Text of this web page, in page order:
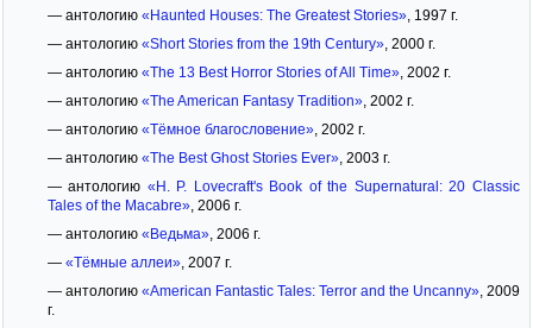
— антологию «Haunted Houses: The Greatest Stories», 1997 г.
— антологию «Short Stories from the 19th Century», 2000 г.
— антологию «The 13 Best Horror Stories of All Time», 2002 г.
— антологию «The American Fantasy Tradition», 2002 г.
— антологию «Тёмное благословение», 2002 г.
— антологию «The Best Ghost Stories Ever», 2003 г.
— антологию «H. P. Lovecraft's Book of the Supernatural: 20 Classic
Tales of the Macabre», 2006 г.
— антологию «Ведьма», 2006 г.
— «Тёмные аллеи», 2007 г.
— антологию «American Fantastic Tales: Terror and the Uncanny», 2009
г.